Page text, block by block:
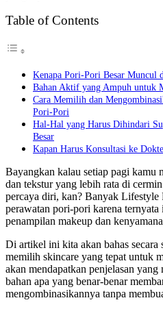
Table of Contents
Kenapa Pori-Pori Besar Muncul
Bahan Aktif yang Ampuh untuk
Cara Memilih dan
Pori-Pori
Hal-Hal yang Harus Dihindari
Besar
Kapan Harus Konsultasi ke
Bayangkan kalau setiap pagi kamu
dan tekstur yang lebih rata di
percaya diri, kan? Banyak Lifestyle
perawatan pori-pori karena
penampilan makeup dan
Di artikel ini kita akan bahas secara
memilih skincare yang tepat untuk
akan mendapatkan penjelasan
bahan apa yang benar-benar
mengombinasikannya tanpa